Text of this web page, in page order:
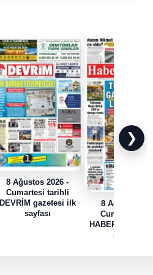
8 Ağustos 2026 -
Cumartesi tarihli
DEVRİM gazetesi ilk
sayfası
8 Ağustos
Cumartesi
HABER TRAK
❯